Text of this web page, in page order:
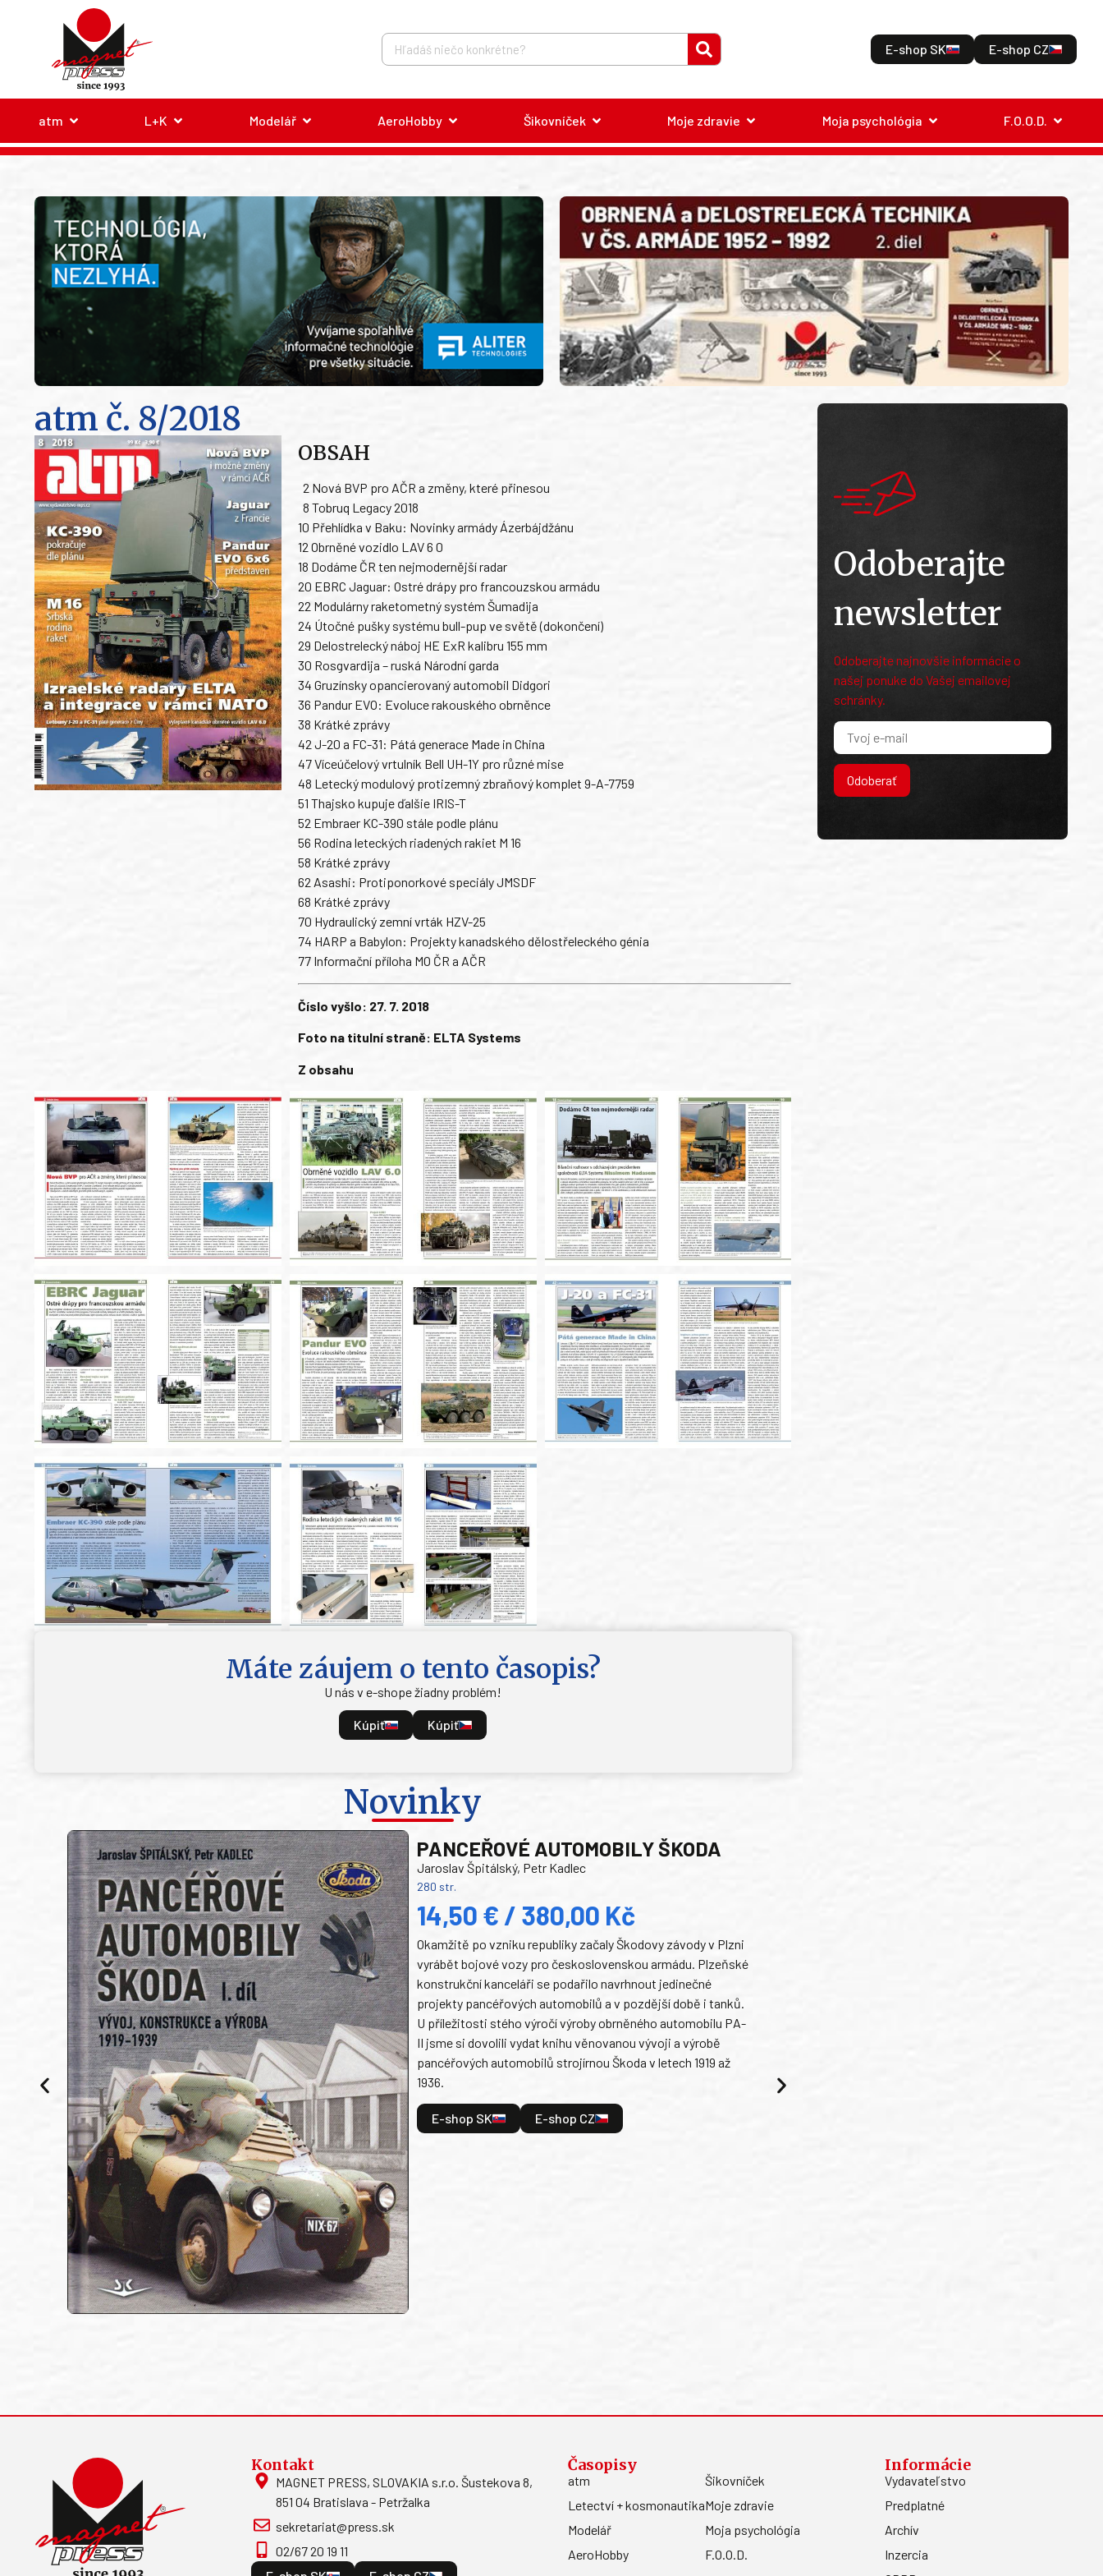
E-shop SK E-shop CZ
atm L+K Modelář AeroHobby Šikovníček Moje zdravie Moja psychológia F.O.O.D.
atm č. 8/2018
OBSAH
2 Nová BVP pro AČR a změny, které přinesou
8 Tobruq Legacy 2018
10 Přehlídka v Baku: Novinky armády Ázerbájdžánu
12 Obrněné vozidlo LAV 6 0
18 Dodáme ČR ten nejmodernější radar
20 EBRC Jaguar: Ostré drápy pro francouzskou armádu
22 Modulárny raketometný systém Šumadija
24 Útočné pušky systému bull-pup ve světě (dokončení)
29 Delostrelecký náboj HE ExR kalibru 155 mm
30 Rosgvardija – ruská Národní garda
34 Gruzínsky opancierovaný automobil Didgori
36 Pandur EVO: Evoluce rakouského obrněnce
38 Krátké zprávy
42 J-20 a FC-31: Pátá generace Made in China
47 Víceúčelový vrtulník Bell UH-1Y pro různé mise
48 Letecký modulový protizemný zbraňový komplet 9-A-7759
51 Thajsko kupuje ďalšie IRIS-T
52 Embraer KC-390 stále podle plánu
56 Rodina leteckých riadených rakiet M 16
58 Krátké zprávy
62 Asashi: Protiponorkové speciály JMSDF
68 Krátké zprávy
70 Hydraulický zemní vrták HZV-25
74 HARP a Babylon: Projekty kanadského dělostřeleckého génia
77 Informační příloha MO ČR a AČR
Číslo vyšlo: 27. 7. 2018
Foto na titulní straně: ELTA Systems
Z obsahu
Máte záujem o tento časopis?
U nás v e-shope žiadny problém!
Kúpiť Kúpiť
Novinky
PANCEŘOVÉ AUTOMOBILY ŠKODA
Jaroslav Špitálský, Petr Kadlec
280 str.
14,50 € / 380,00 Kč
Okamžitě po vzniku republiky začaly Škodovy závody v Plzni
vyrábět bojové vozy pro československou armádu. Plzeňské
konstrukční kanceláři se podařilo navrhnout jedinečné
projekty pancéřových automobilů a v pozdější době i tanků.
U příležitosti stého výročí výroby obrněného automobilu PA-
II jsme si dovolili vydat knihu věnovanou vývoji a výrobě
pancéřových automobilů strojírnou Škoda v letech 1919 až
1936.
E-shop SK E-shop CZ
Odoberajte
newsletter
Odoberajte najnovšie informácie o
našej ponuke do Vašej emailovej
schránky.
Odoberať
Kontakt
MAGNET PRESS, SLOVAKIA s.r.o. Šustekova 8,
851 04 Bratislava - Petržalka
sekretariat@press.sk
02/67 20 19 11
Časopisy
atm
Letectví + kosmonautika
Modelář
AeroHobby
Šikovníček
Moje zdravie
Moja psychológia
F.O.O.D.
Informácie
Vydavateľstvo
Predplatné
Archív
Inzercia